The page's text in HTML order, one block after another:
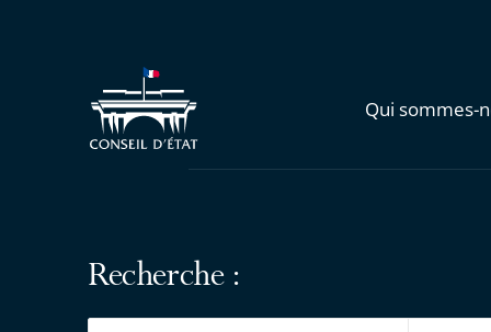
Qui sommes-
Recherche :